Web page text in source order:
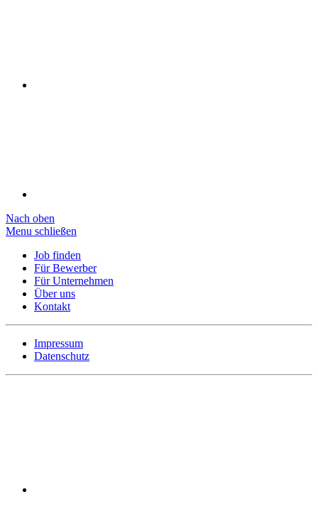
Nach oben
Menu schließen
Job finden
Für Bewerber
Für Unternehmen
Über uns
Kontakt
Impressum
Datenschutz